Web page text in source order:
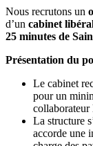
Nous recrutons un
d’un cabinet
25 minutes de
Présentation du
Le cabinet
pour un
collaborateur
La structure
accorde une